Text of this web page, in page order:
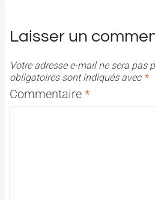
Laisser un
Votre adresse e-mail ne sera pas
obligatoires sont indiqués avec *
Commentaire *